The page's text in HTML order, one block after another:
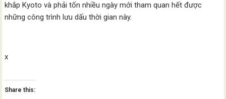
khắp Kyoto và phải tốn nhiều ngày mới tham quan hết được
những công trình lưu dấu thời gian này.
x
Share this: